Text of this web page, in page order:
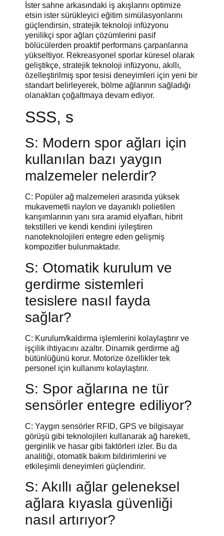
İster sahne arkasındaki iş akışlarını optimize
etsin ister sürükleyici eğitim simülasyonlarını
güçlendirsin, stratejik teknoloji infüzyonu
yenilikçi spor ağları çözümlerini pasif
bölücülerden proaktif performans çarpanlarına
yükseltiyor. Rekreasyonel sporlar küresel olarak
geliştikçe, stratejik teknoloji infüzyonu, akıllı,
özelleştirilmiş spor tesisi deneyimleri için yeni bir
standart belirleyerek, bölme ağlarının sağladığı
olanakları çoğaltmaya devam ediyor.
SSS, s
S: Modern spor ağları için
kullanılan bazı yaygın
malzemeler nelerdir?
C: Popüler ağ malzemeleri arasında yüksek
mukavemetli naylon ve dayanıklı polietilen
karışımlarının yanı sıra aramid elyafları, hibrit
tekstilleri ve kendi kendini iyileştiren
nanoteknolojileri entegre eden gelişmiş
kompozitler bulunmaktadır.
S: Otomatik kurulum ve
gerdirme sistemleri
tesislere nasıl fayda
sağlar?
C: Kurulum/kaldırma işlemlerini kolaylaştırır ve
işçilik ihtiyacını azaltır. Dinamik gerdirme ağ
bütünlüğünü korur. Motorize özellikler tek
personel için kullanımı kolaylaştırır.
S: Spor ağlarına ne tür
sensörler entegre ediliyor?
C: Yaygın sensörler RFID, GPS ve bilgisayar
görüşü gibi teknolojileri kullanarak ağ hareketi,
gerginlik ve hasar gibi faktörleri izler. Bu da
analitiği, otomatik bakım bildirimlerini ve
etkileşimli deneyimleri güçlendirir.
S: Akıllı ağlar geleneksel
ağlara kıyasla güvenliği
nasıl artırıyor?